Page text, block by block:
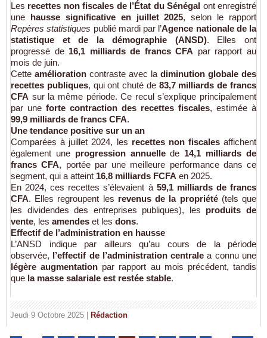
Les recettes non fiscales de l’État du Sénégal ont enregistré
une
hausse significative en juillet 2025, selon le rapport
Repères statistiques publié mardi par l’Agence nationale de la
statistique et de la démographie (ANSD). Elles ont
progressé de 16,1 milliards de francs CFA par rapport au
mois de juin.
Cette amélioration contraste avec la diminution globale des
recettes publiques, qui ont chuté de 83,7 milliards de francs
CFA sur la même période. Ce recul s’explique principalement
par une forte contraction des recettes fiscales, estimée à
99,9 milliards de francs CFA.
Une tendance positive sur un an
Comparées à juillet 2024, les recettes non fiscalesaffichent
également une progression annuellede 14,1 milliards de
francs CFA, portée par une meilleure performance dans ce
segment, qui a atteint 16,8 milliards FCFA en 2025.
En 2024, ces recettes s’élevaient à 59,1 milliards de francs
CFA. Elles regroupent les revenus de la propriété(tels que
les dividendes des entreprises publiques), les produits de
vente, les amendes et les dons.
Effectif de l’administration en hausse
L’ANSD indique par ailleurs qu’au cours de la période
observée,
l’effectif de l’administration centrale a connu une
légère augmentation par rapport au mois précédent, tandis
que la masse salariale est restée stable.
Jeudi 9 Octobre 2025 | Rédaction